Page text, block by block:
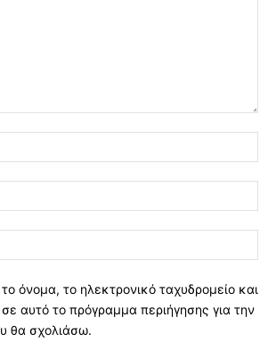
όνομα, το ηλεκτρονικό ταχυδρομείο και
αυτό το πρόγραμμα περιήγησης για την
θα σχολιάσω.